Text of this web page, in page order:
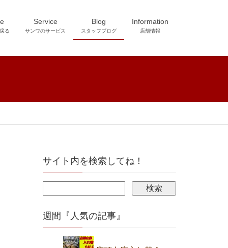
る
Service
サンワのサービス
Blog
スタッフブログ
Information
店舗情報
サイト内を検索してね！
週間『人気の記事』